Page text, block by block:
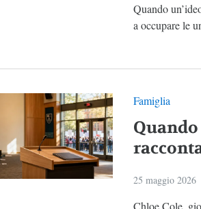
Quando
a occupare le
Famiglia
25 maggio 2026
Chloe Cole,